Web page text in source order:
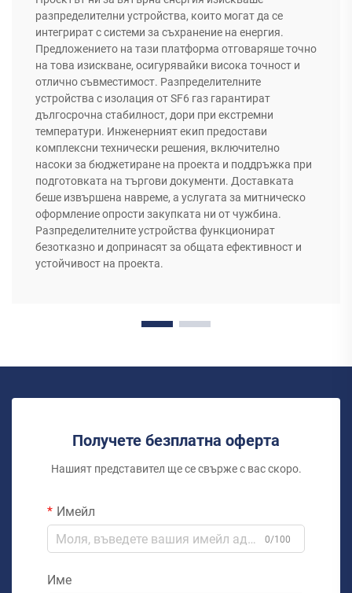
разпределителни устройства, които могат да се
интегрират с системи за съхранение на енергия.
Предложението на тази платформа отговаряше точно
на това изискване, осигурявайки висока точност и
отлично съвместимост. Разпределителните
устройства с изолация от SF6 газ гарантират
дългосрочна стабилност, дори при екстремни
температури. Инженерният екип предостави
комплексни технически решения, включително
насоки за бюджетиране на проекта и поддръжка при
подготовката на търгови документи. Доставката
беше извършена навреме, а услугата за митническо
оформление опрости закупката ни от чужбина.
Разпределителните устройства функционират
безотказно и допринасят за общата ефективност и
устойчивост на проекта.
Получете безплатна оферта
Нашият представител ще се свърже с вас скоро.
Имейл
0/100
Име